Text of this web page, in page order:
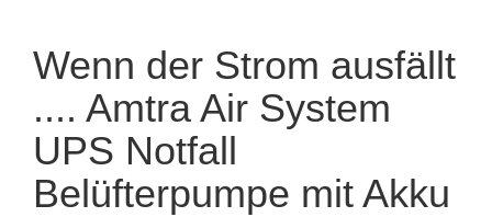
Wenn der Strom ausfällt
.... Amtra Air System
UPS Notfall
Belüfterpumpe mit Akku